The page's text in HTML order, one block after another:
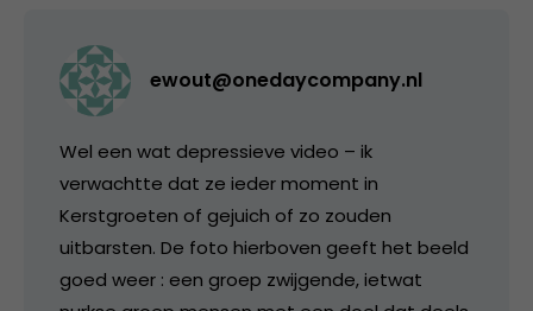
ewout@onedaycompany.nl
Wel een wat depressieve video – ik
verwachtte dat ze ieder moment in
Kerstgroeten of gejuich of zo zouden
uitbarsten. De foto hierboven geeft het beeld
goed weer : een groep zwijgende, ietwat